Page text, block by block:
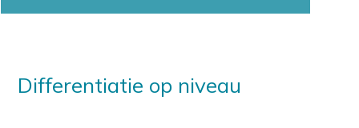
Differentiatie op niveau